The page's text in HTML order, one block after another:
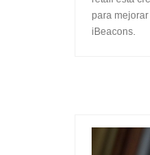
retail está
para mejorar